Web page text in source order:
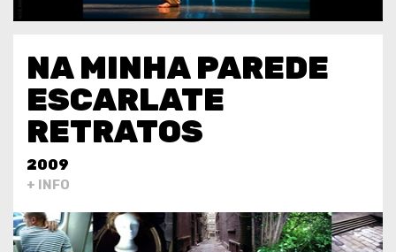
NA MINHA PAREDE
ESCARLATE
RETRATOS
2009
+ INFO